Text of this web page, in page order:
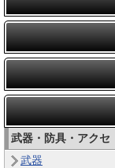
武器・防具・アクセ
武器